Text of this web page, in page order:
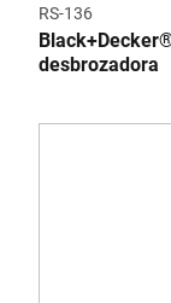
RS-136
desbrozadora